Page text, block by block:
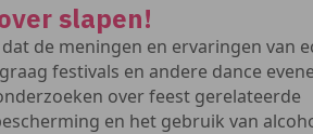
slapen!
de meningen en ervaringen van
festivals en andere dance
over feest gerelateerde
en het gebruik van